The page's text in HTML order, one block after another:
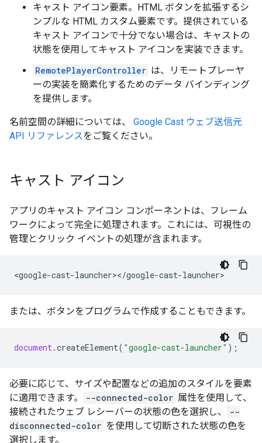
キャスト アイコン要素。HTML ボタンを拡張するシ
ンプルな HTML カスタム要素です。提供されている
キャスト アイコンで十分でない場合は、キャストの
状態を使用してキャスト アイコンを実装できます。
RemotePlayerController は、リモートプレーヤ
ーの実装を簡素化するためのデータ バインディング
を提供します。
名前空間の詳細については、 Google Cast ウェブ送信元
API リファレンスをご覧ください。
キャスト アイコン
アプリのキャスト アイコン コンポーネントは、フレーム
ワークによって完全に処理されます。これには、可視性の
管理とクリック イベントの処理が含まれます。
<google-cast-launcher></google-cast-launcher
または、ボタンをプログラムで作成することもできます。
document.createElement( "google-cast-launcher" );
必要に応じて、サイズや配置などの追加のスタイルを要素
に適用できます。
--connected-color 属性を使用して、
接続されたウェブ レシーバーの状態の色を選択し、
--
disconnected-color を使用して切断された状態の色を
選択します。